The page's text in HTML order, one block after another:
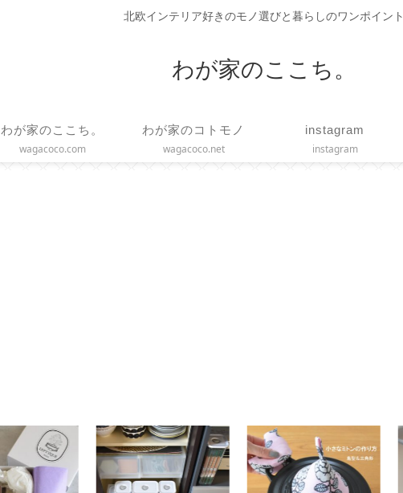
北欧インテリア好きのモノ選びと暮らしのワンポイント
わが家のここち。
わが家のここち。
wagacoco.com
わが家のコトモノ
wagacoco.net
instagram
instagram